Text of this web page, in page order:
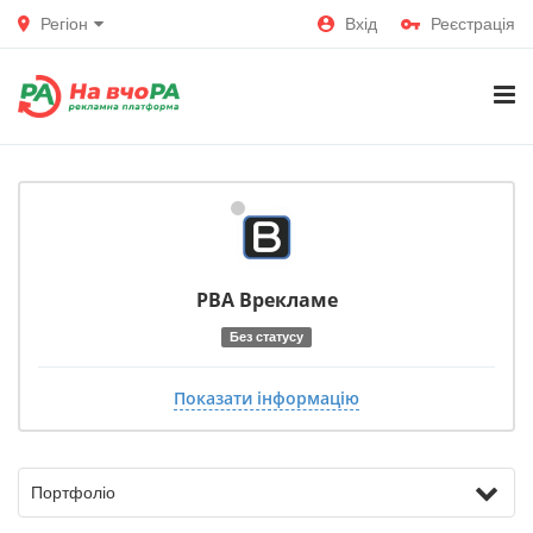
Регіон Вхід Реєстрація
РВА Врекламе
Без статусу
Показати інформацію
Портфоліо